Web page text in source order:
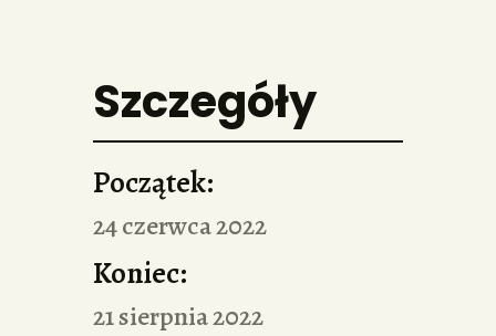
Szczegóły
Początek:
24 czerwca 2022
Koniec:
21 sierpnia 2022